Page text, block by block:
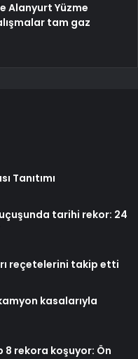
Alanyurt Yüzme
tam gaz
Tanıtımı
tarihi rekor: 24
reçetelerini takip etti
kasalarıyla
8 rekora koşuyor: Ön